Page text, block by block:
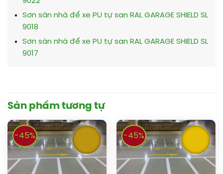
Sơn sàn nhà để xe PU tự san RAL GARAGE SHIELD SL
9018
Sơn sàn nhà để xe PU tự san RAL GARAGE SHIELD SL
9017
Sản phẩm tương tự
-45% -45%